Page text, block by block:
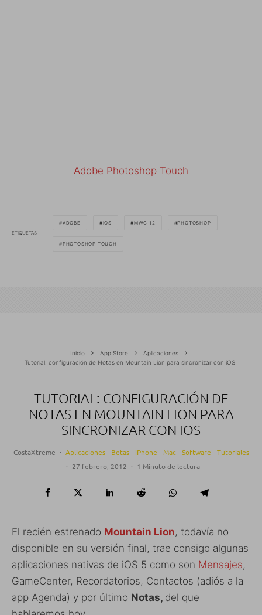
Adobe Photoshop Touch
ETIQUETAS
ADOBE IOS MWC 12 PHOTOSHOP
PHOTOSHOP TOUCH
Inicio App Store
Aplicaciones
Tutorial: configuración de Notas en Mountain Lion para sincronizar con iOS
TUTORIAL: CONFIGURACIÓN DE
NOTAS EN MOUNTAIN LION PARA
SINCRONIZAR CON IOS
CostaXtreme · Aplicaciones Betas iPhone Mac Software
Tutoriales
· 27 febrero, 2012 · 1 Minuto de lectura
El recién estrenado Mountain Lion, todavía no
disponible en su versión final, trae consigo algunas
aplicaciones nativas de iOS 5 como son Mensajes,
GameCenter, Recordatorios, Contactos (adiós a la
app Agenda) y por último Notas, del que